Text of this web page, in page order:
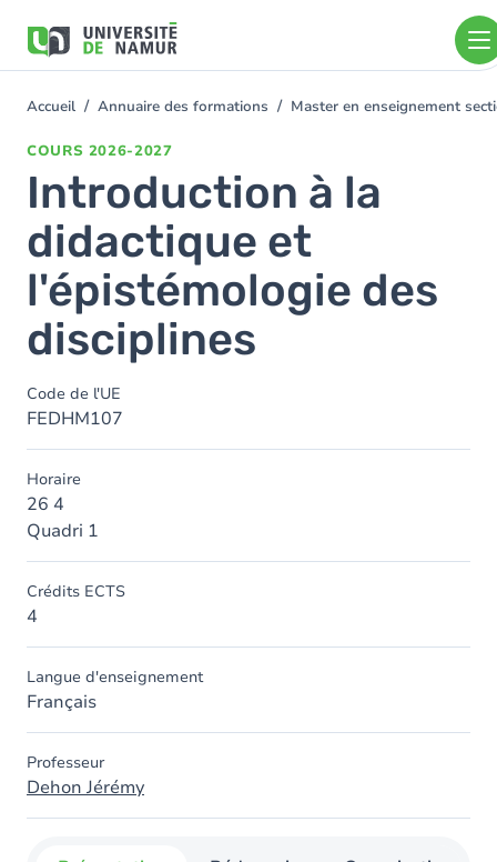
contenu
You
Accueil Annuaire des formations Master en enseignement
COURS 2026-2027
Introduction à la
didactique et
l'épistémologie des
disciplines
Code de l'UE
FEDHM107
Horaire
26 4
Quadri 1
Crédits ECTS
4
Langue d'enseignement
Français
Professeur
Dehon Jérémy